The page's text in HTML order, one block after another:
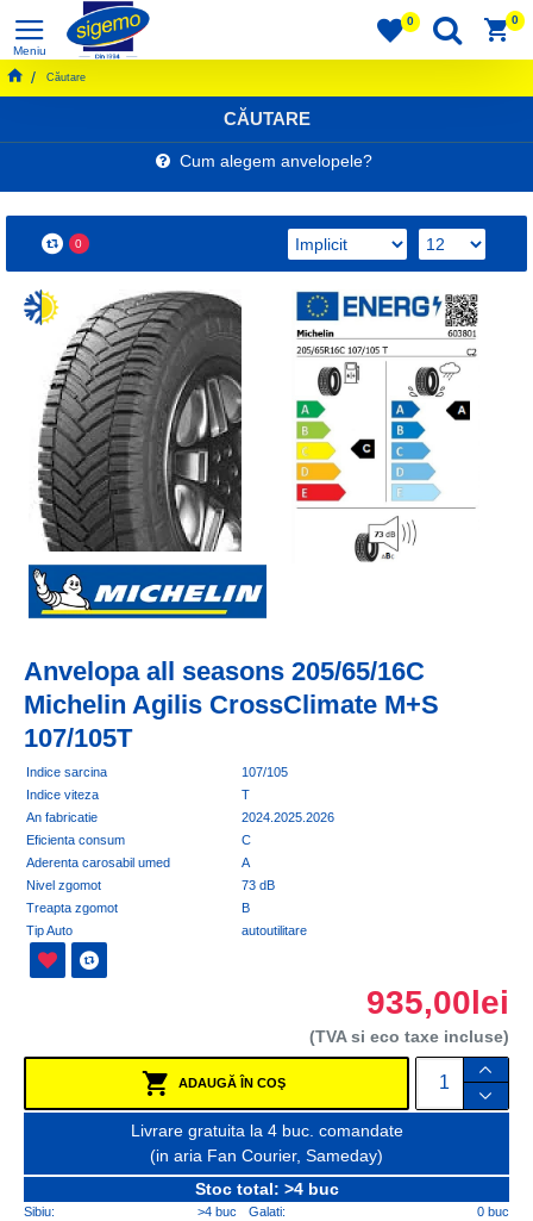
0 0
Căutare
CĂUTARE
Cum alegem anvelopele?
0
Anvelopa all seasons 205/65/16C
Michelin Agilis CrossClimate M+S
107/105T
Indice sarcina
107/105
Indice viteza
T
An fabricatie
2024.2025.2026
Eficienta consum
C
Aderenta carosabil umed
A
Nivel zgomot
73 dB
Treapta zgomot
B
Tip Auto
autoutilitare
935,00lei
(TVA si eco taxe incluse)
ADAUGĂ ÎN COŞ
Livrare gratuita la 4 buc. comandate
(in aria Fan Courier, Sameday)
Stoc total: >4 buc
Sibiu: >4 buc Galati:
0 buc